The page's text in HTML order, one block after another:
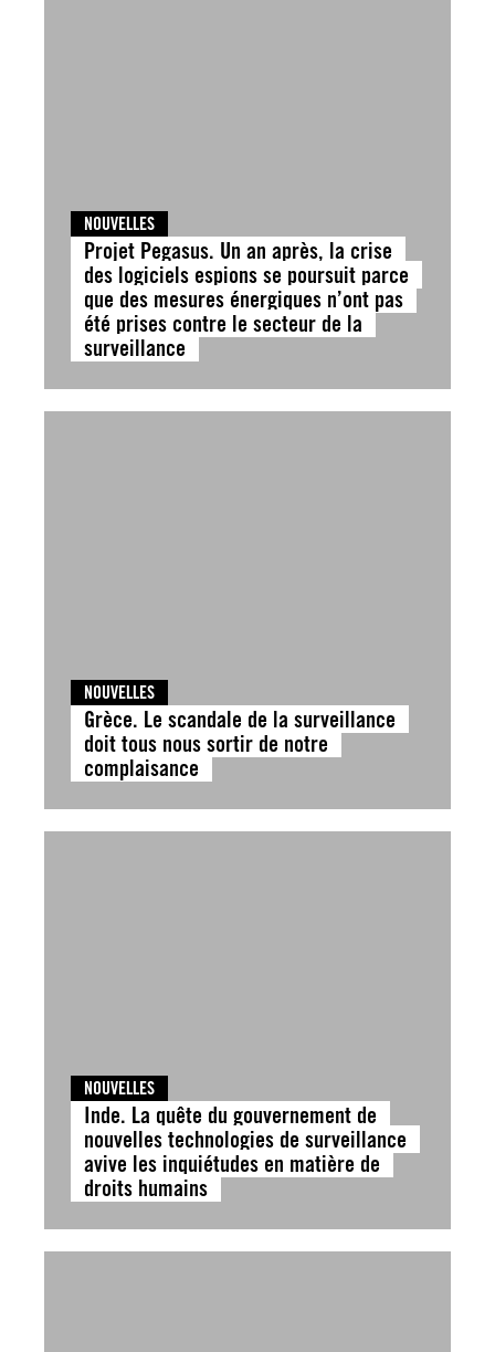
NOUVELLES
Projet Pegasus. Un an après, la crise
des logiciels espions se poursuit parce
que des mesures énergiques n’ont pas
été prises contre le secteur de la
surveillance
NOUVELLES
Grèce. Le scandale de la surveillance
doit tous nous sortir de notre
complaisance
NOUVELLES
Inde. La quête du gouvernement de
nouvelles technologies de surveillance
avive les inquiétudes en matière de
droits humains